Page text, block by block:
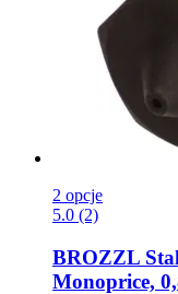
2 opcje
5.0 (2)
BROZZL
Monoprice,